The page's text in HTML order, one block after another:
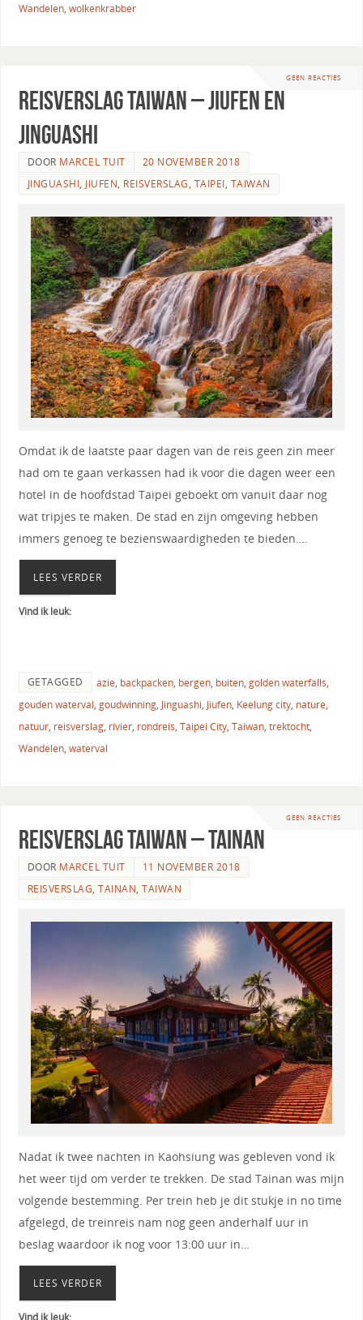
Wandelen, wolkenkrabber
GEEN REACTIES
Reisverslag Taiwan – Jiufen en
Jinguashi
DOOR MARCEL TUIT
20 NOVEMBER 2018
JINGUASHI, JIUFEN, REISVERSLAG, TAIPEI, TAIWAN
Omdat ik de laatste paar dagen van de reis geen zin meer
had om te gaan verkassen had ik voor die dagen weer een
hotel in de hoofdstad Taipei geboekt om vanuit daar nog
wat tripjes te maken. De stad en zijn omgeving hebben
immers genoeg te bezienswaardigheden te bieden….
LEES VERDER
Vind ik leuk:
GETAGGED azie, backpacken, bergen, buiten, golden waterfalls,
gouden waterval, goudwinning, Jinguashi, Jiufen, Keelung city, nature,
natuur, reisverslag, rivier, rondreis, Taipei City, Taiwan, trektocht,
Wandelen, waterval
GEEN REACTIES
Reisverslag Taiwan – Tainan
DOOR MARCEL TUIT
11 NOVEMBER 2018
REISVERSLAG,TAINAN,TAIWAN
Nadat ik twee nachten in Kaohsiung was gebleven vond ik
het weer tijd om verder te trekken. De stad Tainan was mijn
volgende bestemming. Per trein heb je dit stukje in no time
afgelegd, de treinreis nam nog geen anderhalf uur in
beslag waardoor ik nog voor 13:00 uur in…
LEES VERDER
Vind ik leuk: